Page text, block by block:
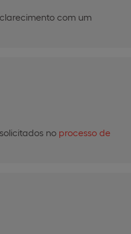
com um
no processo de